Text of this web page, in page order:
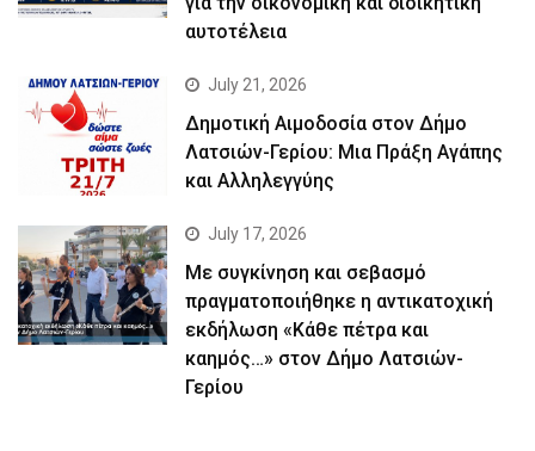
αυτοτέλεια
July 21, 2026
Δημοτική Αιμοδοσία στον Δήμο
Λατσιών-Γερίου: Μια Πράξη Αγάπης
και Αλληλεγγύης
July 17, 2026
Με συγκίνηση και σεβασμό
πραγματοποιήθηκε η αντικατοχική
εκδήλωση «Κάθε πέτρα και
καημός…» στον Δήμο Λατσιών-
Γερίου